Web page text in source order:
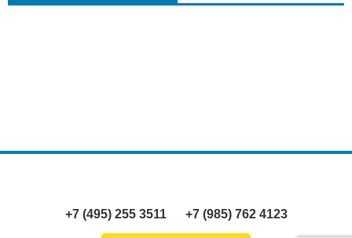
+7 (495) 255 3511 +7 (985) 762 4123